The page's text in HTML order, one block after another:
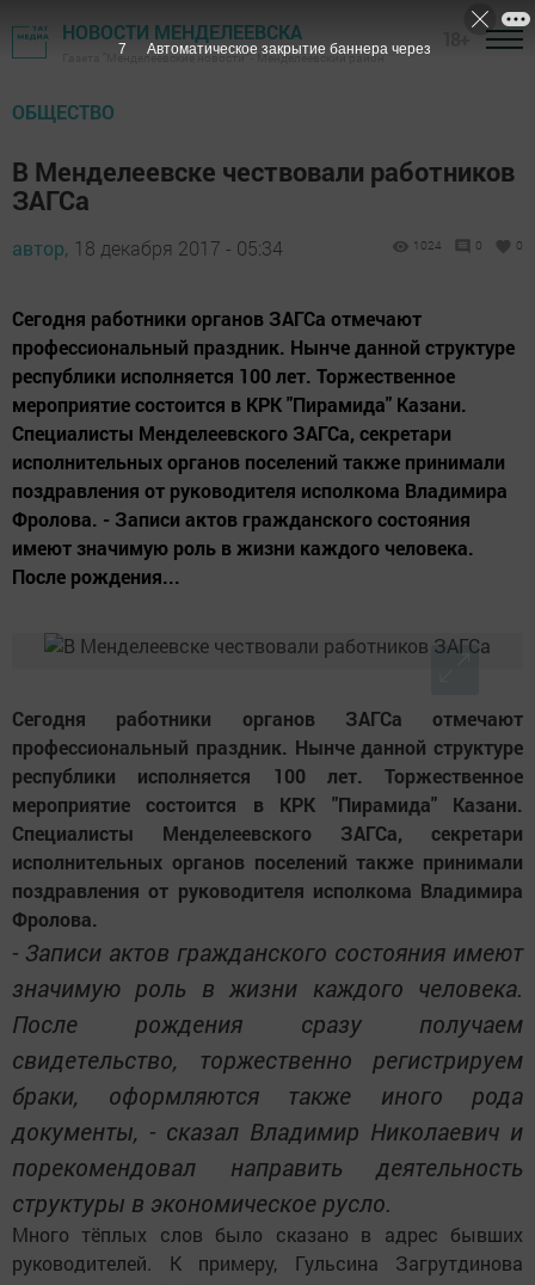
НОВОСТИ МЕНДЕЛЕЕВСКА
Газета "Менделеевские новости" - Менделеевский район
ОБЩЕСТВО
В Менделеевске чествовали работников
ЗАГСа
автор, 18 декабря 2017 - 05:34 1024 0 0
Сегодня работники органов ЗАГСа отмечают
профессиональный праздник. Нынче данной структуре
республики исполняется 100 лет. Торжественное
мероприятие состоится в КРК "Пирамида" Казани.
Специалисты Менделеевского ЗАГСа, секретари
исполнительных органов поселений также принимали
поздравления от руководителя исполкома Владимира
Фролова. - Записи актов гражданского состояния
имеют значимую роль в жизни каждого человека.
После рождения...
Сегодня работники органов ЗАГСа отмечают
профессиональный праздник. Нынче данной структуре
республики исполняется 100 лет. Торжественное
мероприятие состоится в КРК "Пирамида" Казани.
Специалисты Менделеевского ЗАГСа, секретари
исполнительных органов поселений также принимали
поздравления от руководителя исполкома Владимира
Фролова.
- Записи актов гражданского состояния имеют
значимую роль в жизни каждого человека.
После рождения сразу получаем
свидетельство, торжественно регистрируем
браки, оформляются также иного рода
документы, - сказал Владимир Николаевич и
порекомендовал направить деятельность
структуры в экономическое русло.
Много тёплых слов было сказано в адрес бывших
руководителей. К примеру, Гульсина Загрутдинова
6 Автоматическое закрытие баннера через